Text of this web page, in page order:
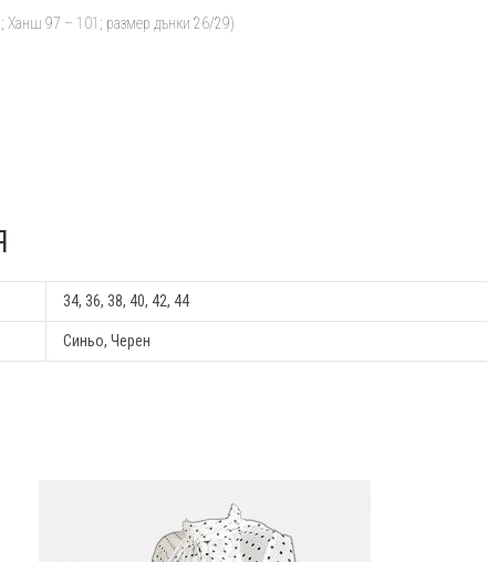
Ханш 97 – 101; размер дънки 26/29)
34, 36, 38, 40, 42, 44
Синьо, Черен